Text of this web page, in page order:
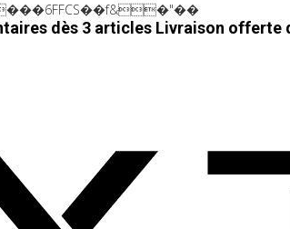
dès 3 articles Livraison offerte